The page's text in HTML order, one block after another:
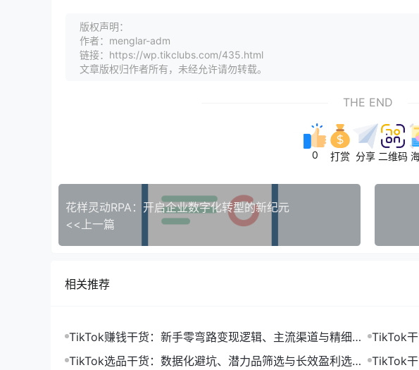
版权声明：
作者：menglar-adm
链接：https://wp.tikclubs.com/435.html
文章版权归作者所有，未经允许请勿转载。
THE END
0 打赏 分享 二维码
花样灵动RPA：开启企业数字化转型的新纪元
<<上一篇
相关推荐
TikTok赚钱干货：新手零弯路变现逻辑、主流渠道与精细化
落地打法
TikTok
打法
TikTok选品干货：数据化避坑、潜力品筛选与长效盈利选品
TikTok